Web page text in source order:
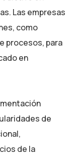
Las empresas
como
procesos, para
en
de
de la